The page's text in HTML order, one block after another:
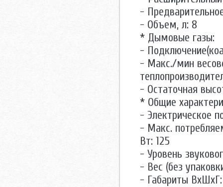
-
- Объем, л: 8
* Дымовые газы:
-
- Макс./мин
- Остаточная
* Общие
- Электрическое
- Макс.
Вт: 125
- Уровень
- Вес (без
- Габариты